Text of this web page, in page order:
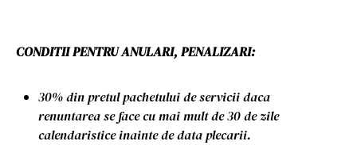
CONDITII PENTRU ANULARI, PENALIZARI:
30% din pretul pachetului de servicii daca
renuntarea se face cu mai mult de 30 de zile
calendaristice inainte de data plecarii.